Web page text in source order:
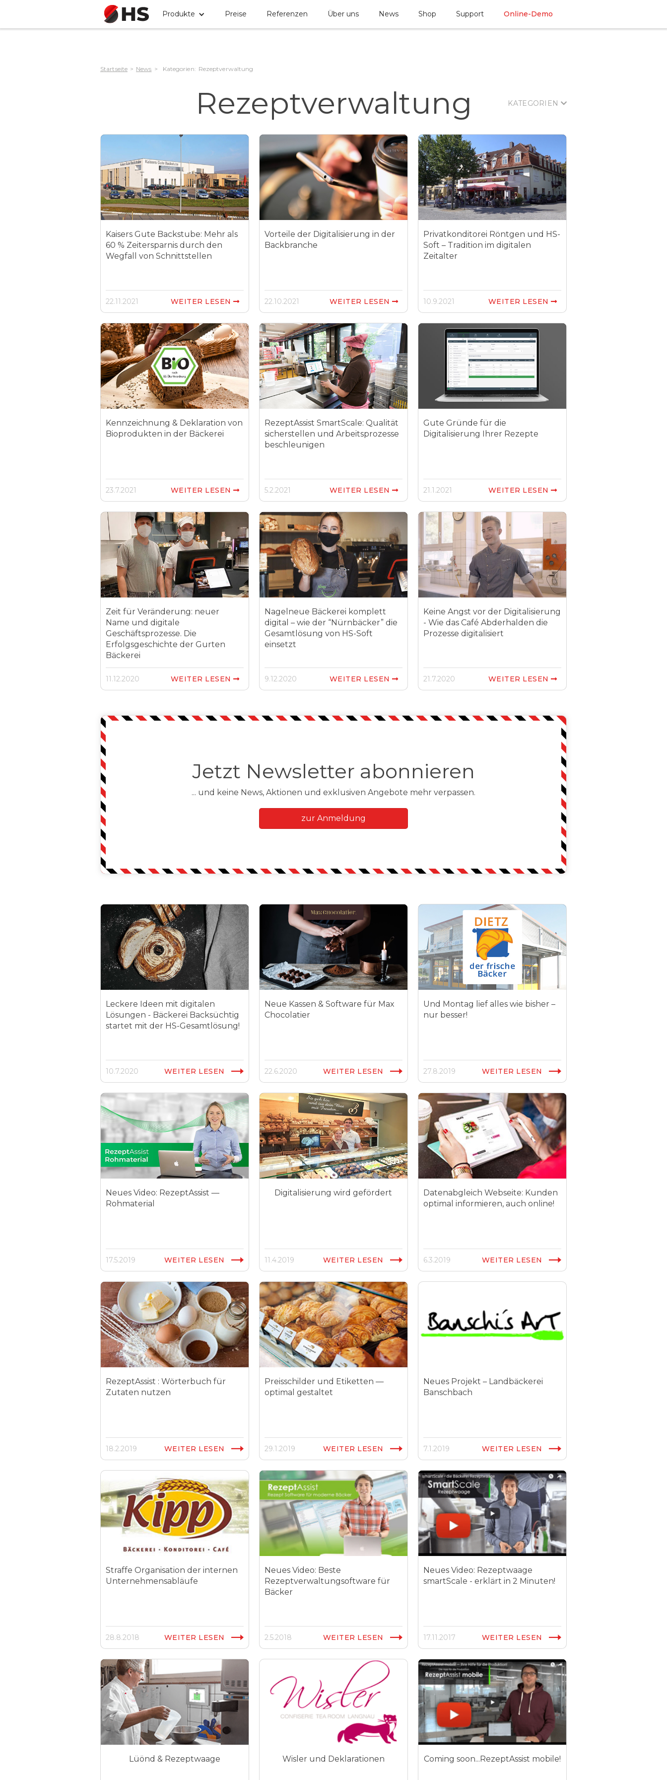
Produkte Preise Referenzen Über uns News Shop Support Online-Demo
Startseite > News > Kategorien: Rezeptverwaltung
Rezeptverwaltung KATEGORIEN 
Kaisers Gute Backstube: Mehr als
60 % Zeitersparnis durch den
Wegfall von Schnittstellen
22.11.2021 WEITER LESEN
Vorteile der Digitalisierung in der
Backbranche
22.10.2021 WEITER LESEN
Privatkonditorei Röntgen und HS-
Soft – Tradition im digitalen
Zeitalter
10.9.2021 WEITER LESEN
Kennzeichnung & Deklaration von
Bioprodukten in der Bäckerei
23.7.2021 WEITER LESEN
RezeptAssist SmartScale: Qualität
sicherstellen und Arbeitsprozesse
beschleunigen
5.2.2021 WEITER LESEN
Gute Gründe für die
Digitalisierung Ihrer Rezepte
21.1.2021 WEITER LESEN
Zeit für Veränderung: neuer
Name und digitale
Geschäftsprozesse. Die
Erfolgsgeschichte der Gurten
Bäckerei
11.12.2020 WEITER LESEN
Nagelneue Bäckerei komplett
digital – wie der “Nürnbäcker” die
Gesamtlösung von HS-Soft
einsetzt
9.12.2020 WEITER LESEN
Keine Angst vor der Digitalisierung
- Wie das Café Abderhalden die
Prozesse digitalisiert
21.7.2020 WEITER LESEN
Jetzt Newsletter abonnieren
... und keine News, Aktionen und exklusiven Angebote mehr verpassen.
zur Anmeldung
Leckere Ideen mit digitalen
Lösungen - Bäckerei Backsüchtig
startet mit der HS-Gesamtlösung!
10.7.2020 WEITER LESEN
Neue Kassen & Software für Max
Chocolatier
22.6.2020 WEITER LESEN
Und Montag lief alles wie bisher –
nur besser!
27.8.2019 WEITER LESEN
Neues Video: RezeptAssist —
Rohmaterial
17.5.2019 WEITER LESEN
Digitalisierung wird gefördert
11.4.2019 WEITER LESEN
Datenabgleich Webseite: Kunden
optimal informieren, auch online!
6.3.2019 WEITER LESEN
RezeptAssist : Wörterbuch für
Zutaten nutzen
18.2.2019 WEITER LESEN
Preisschilder und Etiketten —
optimal gestaltet
29.1.2019 WEITER LESEN
Neues Projekt – Landbäckerei
Banschbach
7.1.2019 WEITER LESEN
Straffe Organisation der internen
Unternehmensabläufe
28.8.2018 WEITER LESEN
Neues Video: Beste
Rezeptverwaltungsoftware für
Bäcker
2.5.2018 WEITER LESEN
Neues Video: Rezeptwaage
smartScale - erklärt in 2 Minuten!
17.11.2017 WEITER LESEN
Lüönd & Rezeptwaage Wisler und Deklarationen Coming soon...RezeptAssist mobile!